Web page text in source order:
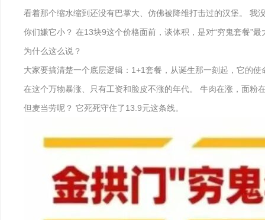
看着那个缩水缩到还没有巴掌大、仿佛被降维打击过的汉堡。
你们嫌它小？ 在13块9这个价格面前，谈体积，是对“穷鬼套餐”最
为什么这么说？
大家要搞清楚一个底层逻辑：1+1套餐，从诞生那一刻起，它的使
在这个万物暴涨、只有工资和脸皮不涨的年代。 牛肉在涨，面
但麦当劳呢？ 它死死守住了13.9元这条线。